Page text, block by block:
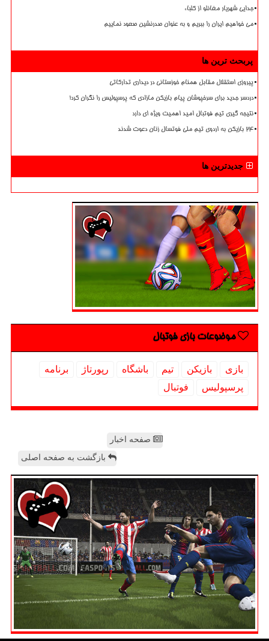
جدایی شهریار مغانلو از کلباء
می خواهیم ایران را ببریم و به عنوان صدرنشین صعود نماییم
پربحث ترین ها
پیروزی استقلال مقابل همنام خوزستانی در دیداری تدارکاتی
دردسر جدید برای سرخپوشان پیام بازیکن مازادی که پرسپولیس را نگران کرد!
نتیجه گیری تیم فوتبال امید اهمیت ویژه ای دارد
۲۴ بازیکن به اردوی تیم ملی فوتسال زنان دعوت شدند
جدیدترین ها
موضوعات بازی فوتبال
بازی بازیكن تیم باشگاه رپورتاژ
برنامه
پرسپولیس
فوتبال
صفحه اخبار
بازگشت به صفحه اصلی